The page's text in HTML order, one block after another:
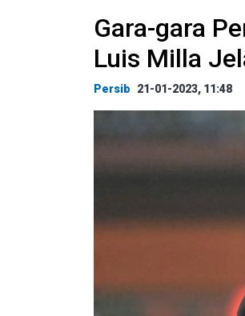
Gara-gara
Luis Milla
Persib 21-01-2023, 11:48